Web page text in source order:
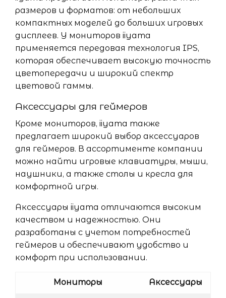
размеров и форматов: от небольших
компактных моделей до больших игровых
дисплеев. У мониторов iiyama
применяется передовая технология IPS,
которая обеспечивает высокую точность
цветопередачи и широкий спектр
цветовой гаммы.
Аксессуары для геймеров
Кроме мониторов, iiyama также
предлагает широкий выбор аксессуаров
для геймеров. В ассортименте компании
можно найти игровые клавиатуры, мыши,
наушники, а также столы и кресла для
комфортной игры.
Аксессуары iiyama отличаются высоким
качеством и надежностью. Они
разработаны с учетом потребностей
геймеров и обеспечивают удобство и
комфорт при использовании.
Мониторы Аксессуары